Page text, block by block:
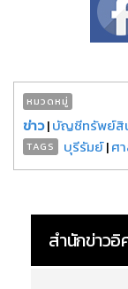
หมวดหมู่
ข่าว|บัญชีทรัพย์สิ
TAGS บุรีรัมย์|ศ
สำนักข่าวอิ